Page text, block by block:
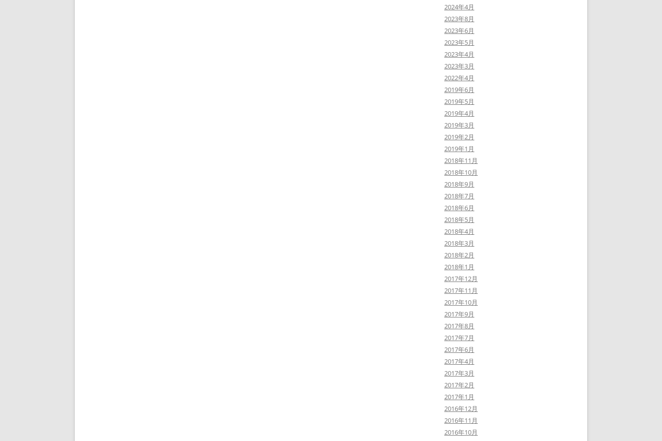
2024年4月
2023年8月
2023年6月
2023年5月
2023年4月
2023年3月
2022年4月
2019年6月
2019年5月
2019年4月
2019年3月
2019年2月
2019年1月
2018年11月
2018年10月
2018年9月
2018年7月
2018年6月
2018年5月
2018年4月
2018年3月
2018年2月
2018年1月
2017年12月
2017年11月
2017年10月
2017年9月
2017年8月
2017年7月
2017年6月
2017年4月
2017年3月
2017年2月
2017年1月
2016年12月
2016年11月
2016年10月